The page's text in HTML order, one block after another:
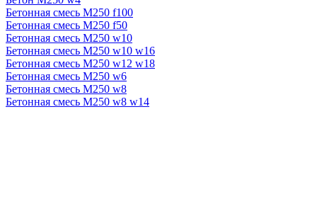
Бетонная смесь М250 f100
Бетонная смесь М250 f50
Бетонная смесь М250 w10
Бетонная смесь М250 w10 w16
Бетонная смесь М250 w12 w18
Бетонная смесь М250 w6
Бетонная смесь М250 w8
Бетонная смесь М250 w8 w14